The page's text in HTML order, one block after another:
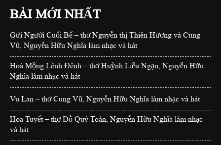
BÀI MỚI NHẤT
Gửi Người Cuối Bể – thơ Nguyễn thị Thiên Hương và Cung
Vũ, Nguyễn Hữu Nghĩa làm nhạc và hát
Hoá Mộng Lênh Đênh – thơ Huỳnh Liễu Ngạn, Nguyễn Hữu
Nghĩa làm nhạc và hát
Vu Lan – thơ Cung Vũ, Nguyễn Hữu Nghĩa làm nhạc và hát
Hoa Tuyết – thơ Đỗ Quý Toàn, Nguyễn Hữu Nghĩa làm nhạc
và hát